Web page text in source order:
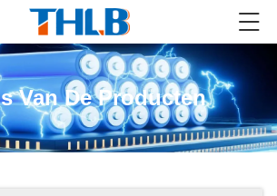
Van De Producten